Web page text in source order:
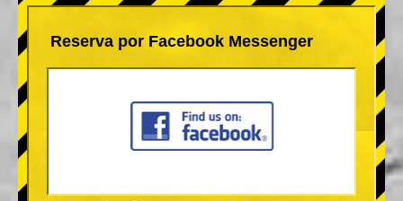
Reserva por Facebook Messenger